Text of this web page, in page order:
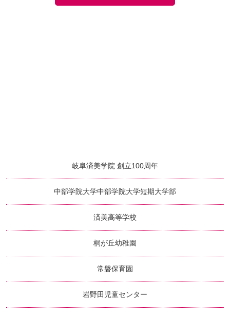
岐阜済美学院 創立100周年
中部学院大学中部学院大学短期大学部
済美高等学校
桐が丘幼稚園
常磐保育園
岩野田児童センター